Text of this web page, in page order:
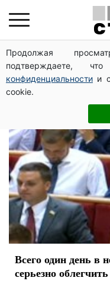
Продолжая
подтверждаете,
конфиденциальности и
cookie.
партия
Всего один день в
серьезно